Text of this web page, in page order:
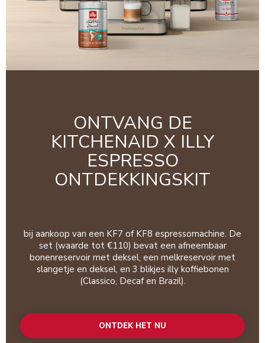
ONTVANG DE
KITCHENAID X ILLY
ESPRESSO
ONTDEKKINGSKIT
bij aankoop van een KF7 of KF8 espressomachine. De
set (waarde tot €110) bevat een afneembaar
bonenreservoir met deksel, een melkreservoir met
slangetje en deksel, en 3 blikjes illy koffiebonen
(Classico, Decaf en Brazil).
ONTDEK HET NU